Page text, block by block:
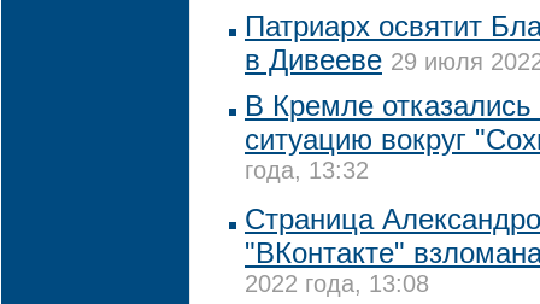
Патриарх освятит
в Дивееве 29 июля
В Кремле
ситуацию вокруг
года, 13:32
Страница
"ВКонтакте"
2022 года, 13:08